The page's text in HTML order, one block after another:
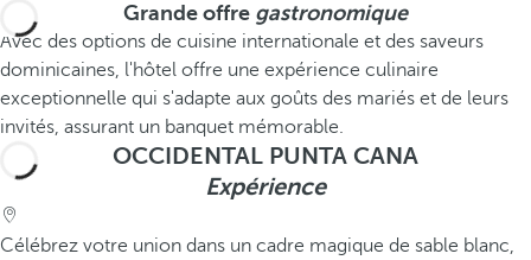
Grande offre gastronomique
Avec des options de cuisine internationale et des saveurs
dominicaines, l'hôtel offre une expérience culinaire
exceptionnelle qui s'adapte aux goûts des mariés et de leurs
invités, assurant un banquet mémorable.
OCCIDENTAL PUNTA CANA
Expérience
Célébrez votre union dans un cadre magique de sable blanc,